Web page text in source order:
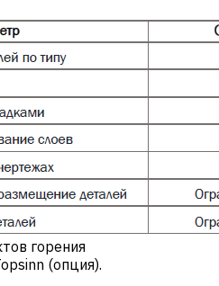
горения
(опция).